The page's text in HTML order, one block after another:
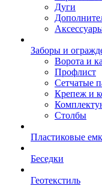
Дуги
Заборы и
Ворота и
Профлист
Сетчатые
Крепеж и
Столбы
Пластиковые
Беседки
Геотекстиль